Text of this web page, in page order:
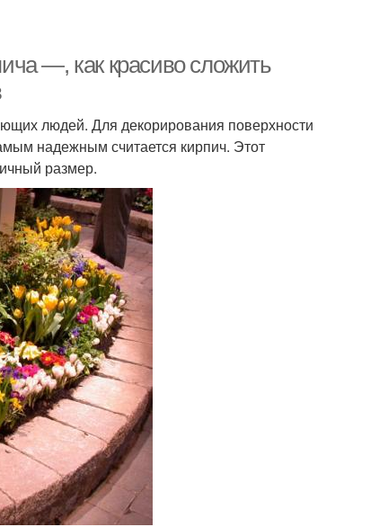
—, как красиво сложить
людей. Для декорирования поверхности
надежным считается кирпич. Этот
размер.